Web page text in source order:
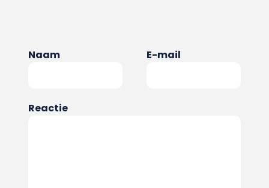
Naam E-mail
Reactie